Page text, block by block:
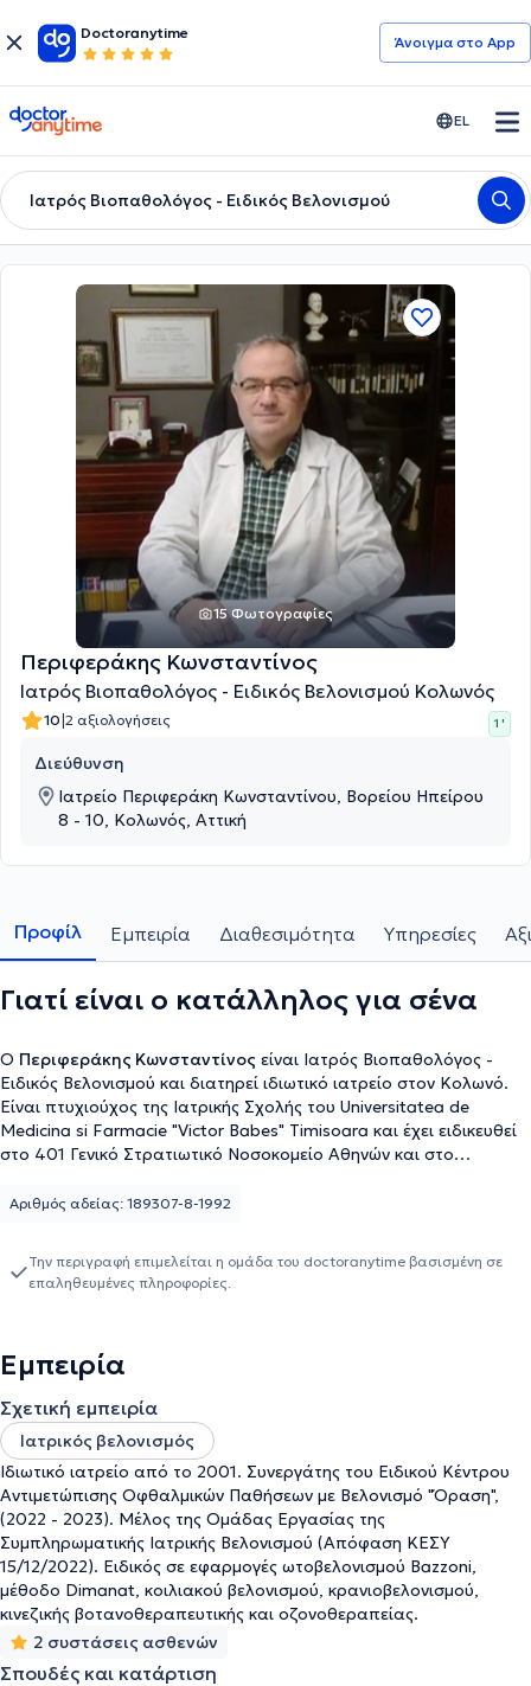
Doctoranytime
Άνοιγμα στο App
doctoranytime EL
Ιατρός Βιοπαθολόγος - Ειδικός Βελονισμού
15 Φωτογραφίες
Περιφεράκης Κωνσταντίνος
Ιατρός Βιοπαθολόγος - Ειδικός Βελονισμού Κολωνός
10|2 αξιολογήσεις 1 '
Διεύθυνση
Ιατρείο Περιφεράκη Κωνσταντίνου, Βορείου Ηπείρου
8 - 10, Κολωνός, Αττική
Προφίλ Εμπειρία Διαθεσιμότητα Υπηρεσίες
Γιατί είναι ο κατάλληλος για σένα
Ο Περιφεράκης Κωνσταντίνος είναι Ιατρός Βιοπαθολόγος -
Ειδικός Βελονισμού και διατηρεί ιδιωτικό ιατρείο στον Κολωνό.
Είναι πτυχιούχος της Ιατρικής Σχολής του Universitatea de
Medicina si Farmacie "Victor Babes" Timisoara και έχει ειδικευθεί
στο 401 Γενικό Στρατιωτικό Νοσοκομείο Αθηνών και στο
Βελονισμό, στη Βοτανοθεραπεία, στην Ενεργειακή Θεραπεία
Βοτανοθεραπευτική στο Διεθνές Μετεκπαιδευτικό Κέντρο
Βελονισμού "Acupuncture Science" και στο Σύστημα Κοιλιακού
Κινεζικής Ιατρικής, καθώς και μέλος του Ιατρικού Συλλόγου
Ιατρικής Εταιρείας Βελονισμού και της Ελληνικής Ιατρικής
Εταιρείας Ιριδολογίας. Τέλος, έχει συμμετάσχει 8ο και 15ο
Πανελλήνιο Συνέδριο Βελονισμού και μιλάει αγγλικά, ρουμανικά
και ιταλικά.
Αριθμός αδείας: 189307-8-1992
Την περιγραφή επιμελείται η ομάδα του doctoranytime βασισμένη σε
επαληθευμένες πληροφορίες.
Εμπειρία
Σχετική εμπειρία
Ιατρικός βελονισμός
Ιδιωτικό ιατρείο από το 2001. Συνεργάτης του Ειδικού Κέντρου
Αντιμετώπισης Οφθαλμικών Παθήσεων με Βελονισμό "Όραση",
(2022 - 2023). Μέλος της Ομάδας Εργασίας της
Συμπληρωματικής Ιατρικής Βελονισμού (Απόφαση ΚΕΣΥ
15/12/2022). Ειδικός σε εφαρμογές ωτοβελονισμού Bazzoni,
μέθοδο Dimanat, κοιλιακού βελονισμού, κρανιοβελονισμού,
κινεζικής βοτανοθεραπευτικής και οζονοθεραπείας.
2 συστάσεις ασθενών
Σπουδές και κατάρτιση